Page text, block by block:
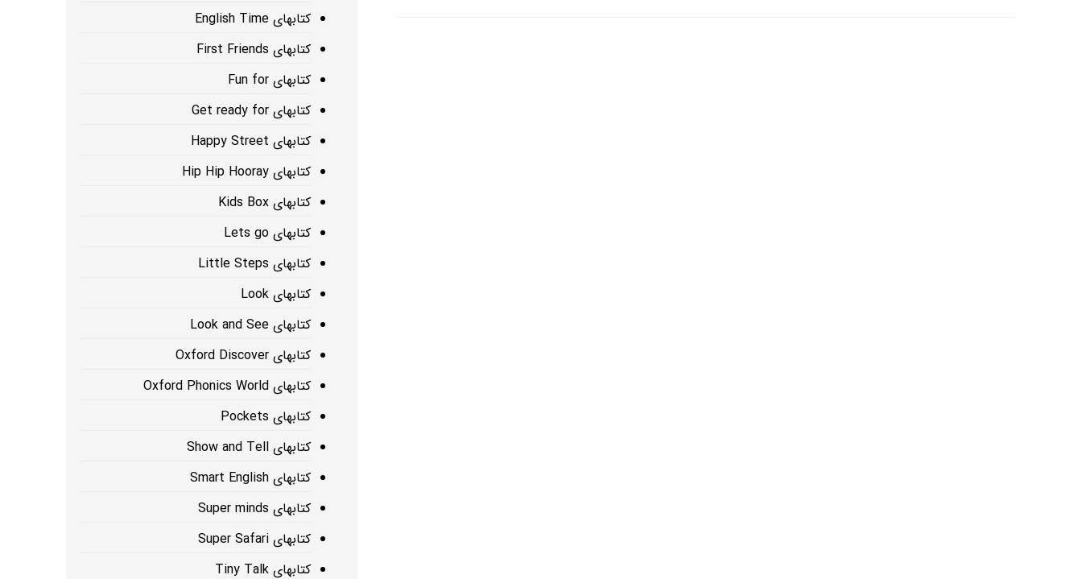
کتابهای English Time
کتابهای First Friends
کتابهای Fun for
کتابهای Get ready for
کتابهای Happy Street
کتابهای Hip Hip Hooray
کتابهای Kids Box
کتابهای Lets go
کتابهای Little Steps
کتابهای Look
کتابهای Look and See
کتابهای Oxford Discover
کتابهای Oxford Phonics World
کتابهای Pockets
کتابهای Show and Tell
کتابهای Smart English
کتابهای Super minds
کتابهای Super Safari
کتابهای Tiny Talk